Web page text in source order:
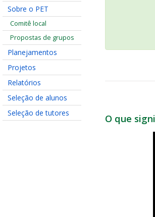
Sobre o PET
Comitê local
Propostas de grupos
Planejamentos
Projetos
Relatórios
Seleção de alunos
Seleção de tutores
O que